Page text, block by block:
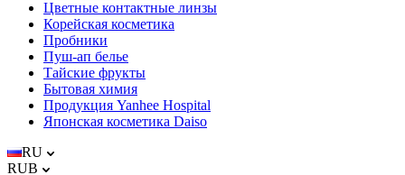
Цветные контактные линзы
Корейская косметика
Пробники
Пуш-ап белье
Тайские фрукты
Бытовая химия
Продукция Yanhee Hospital
Японская косметика Daiso
RU
RUB